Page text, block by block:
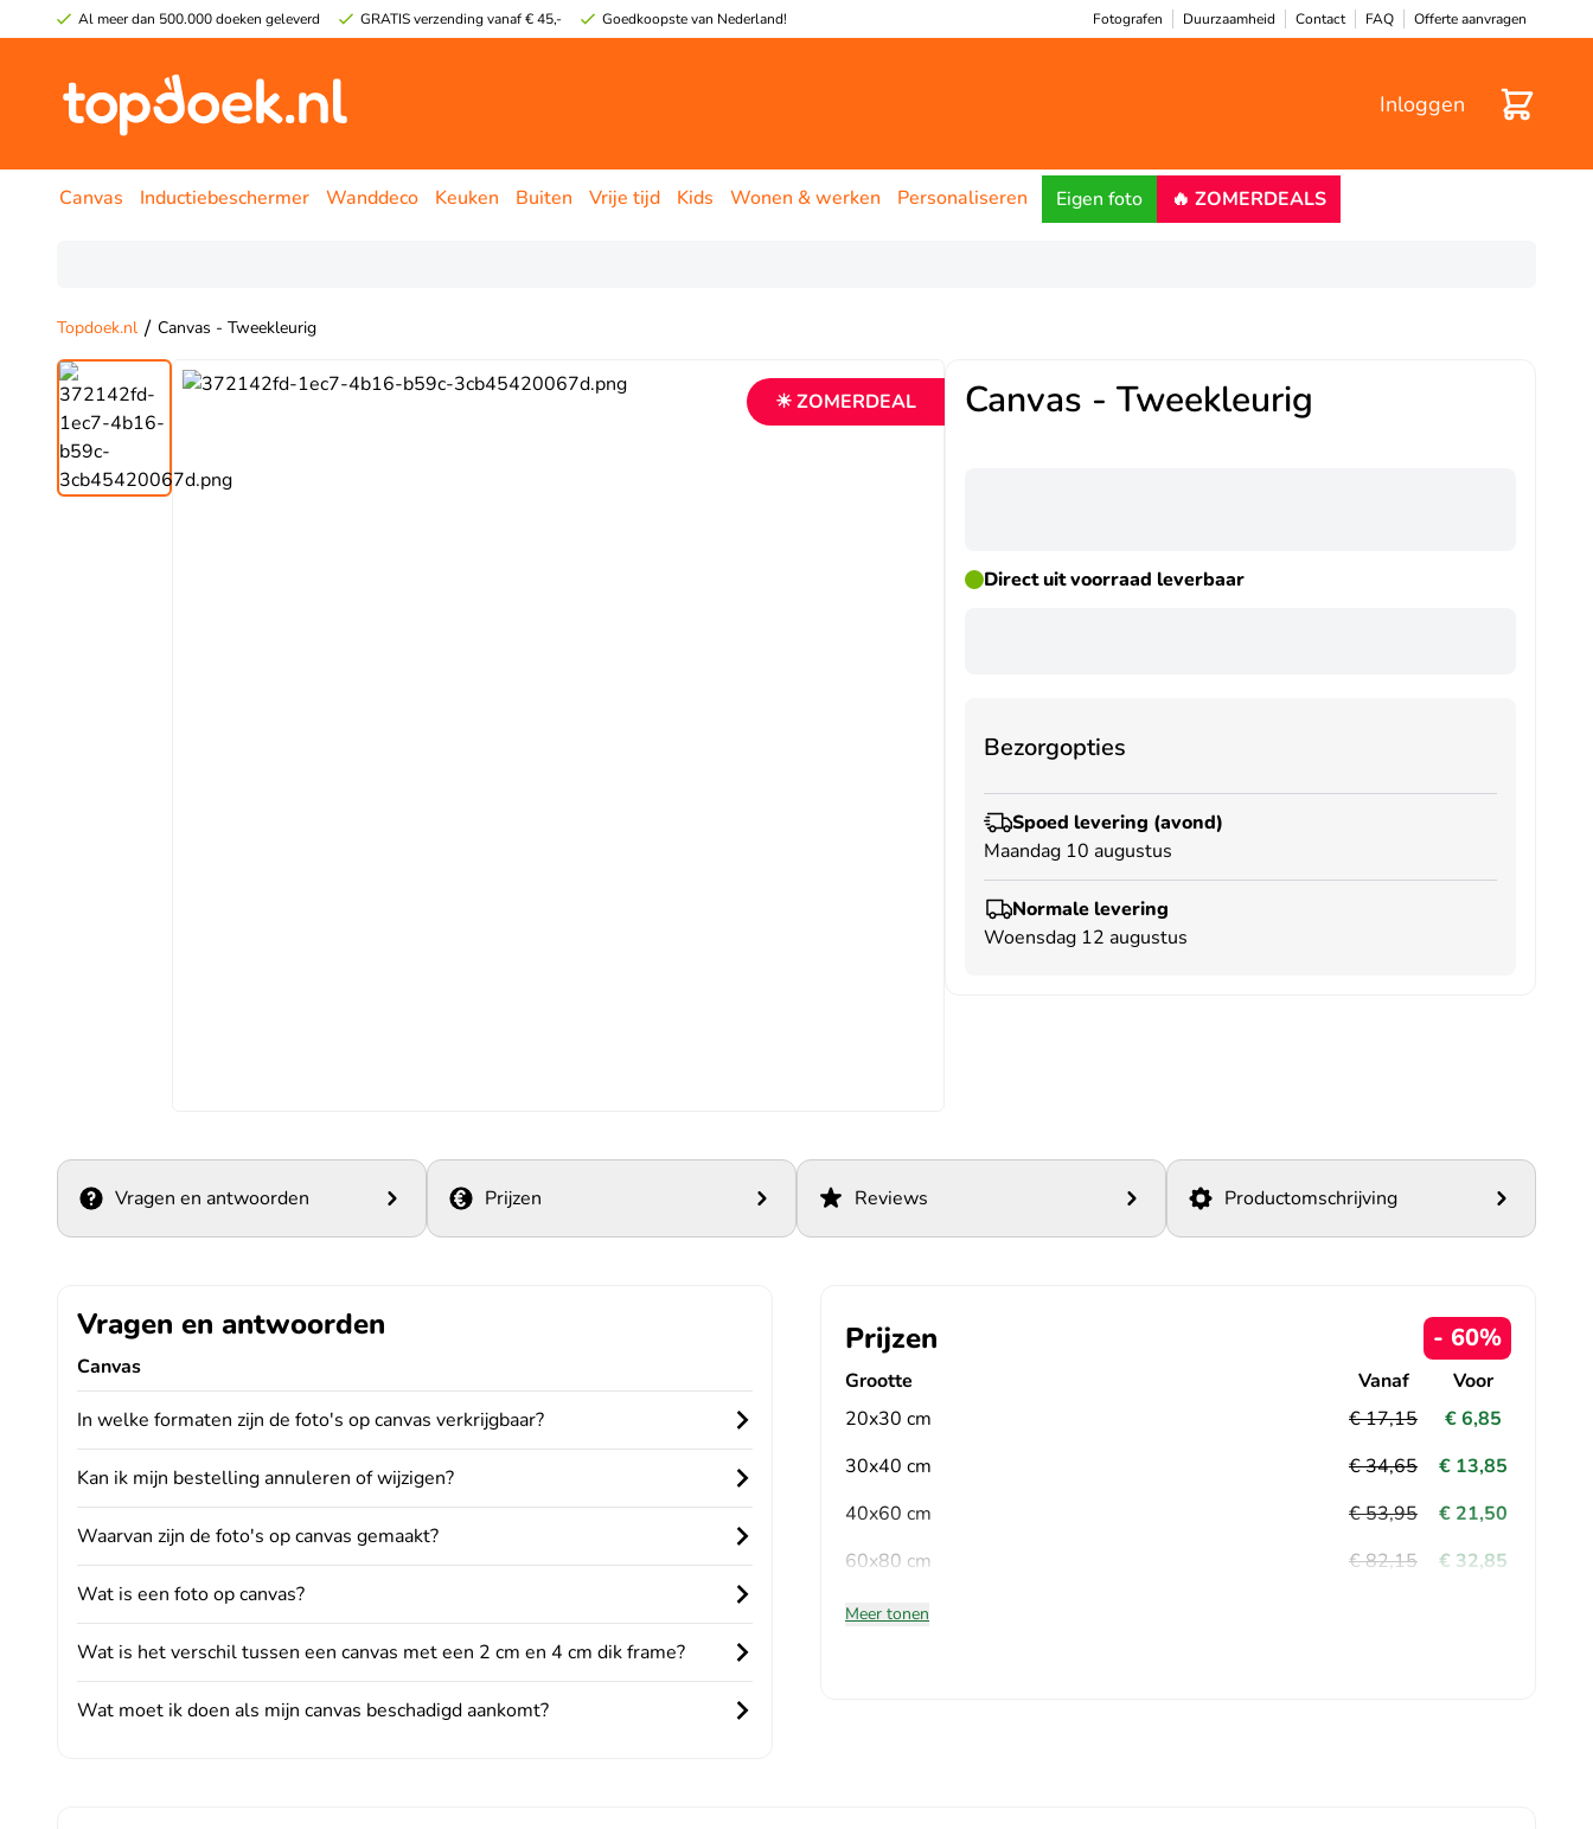
Al meer dan 500.000 doeken geleverd GRATIS verzending vanaf € 45,- Goedkoopste van Nederland! Fotografen Duurzaamheid Contact FAQ Offerte aanvragen
Inloggen
Canvas Inductiebeschermer Wanddeco Keuken Buiten Vrije tijd Kids Wonen & werken Personaliseren Eigen foto 🔥 ZOMERDEALS
Topdoek.nl / Canvas - Tweekleurig
☀ ZOMERDEAL Canvas - Tweekleurig
Direct uit voorraad leverbaar
Bezorgopties
Spoed levering (avond)
Maandag 10 augustus
Normale levering
Woensdag 12 augustus
Vragen en antwoorden Prijzen Reviews Productomschrijving
Vragen en antwoorden
Canvas
In welke formaten zijn de foto's op canvas verkrijgbaar?
Kan ik mijn bestelling annuleren of wijzigen?
Waarvan zijn de foto's op canvas gemaakt?
Wat is een foto op canvas?
Wat is het verschil tussen een canvas met een 2 cm en 4 cm dik frame?
Wat moet ik doen als mijn canvas beschadigd aankomt?
Prijzen - 60%
Grootte
20x30 cm
30x40 cm
40x60 cm
60x80 cm
Vanaf
€ 17,15
€ 34,65
€ 53,95
€ 82,15
Voor
€ 6,85
€ 13,85
€ 21,50
€ 32,85
Meer tonen